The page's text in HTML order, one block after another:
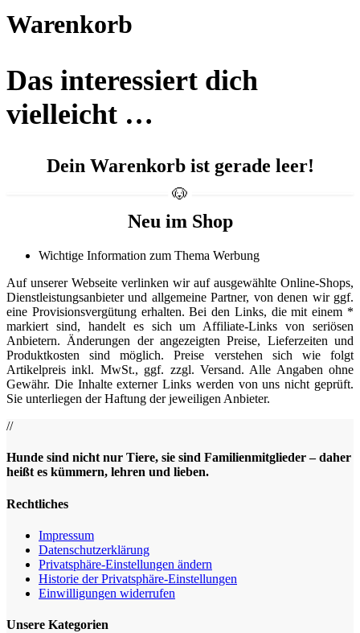
Warenkorb
Das interessiert dich
vielleicht …
Dein Warenkorb ist gerade leer!
Neu im Shop
Wichtige Information zum Thema Werbung
Auf unserer Webseite verlinken wir auf ausgewählte Online-Shops,
Dienstleistungsanbieter und allgemeine Partner, von denen wir ggf.
eine Provisionsvergütung erhalten. Bei den Links, die mit einem *
markiert sind, handelt es sich um Affiliate-Links von seriösen
Anbietern. Änderungen der angezeigten Preise, Lieferzeiten und
Produktkosten sind möglich. Preise verstehen sich wie folgt
Artikelpreis inkl. MwSt., ggf. zzgl. Versand. Alle Angaben ohne
Gewähr. Die Inhalte externer Links werden von uns nicht geprüft.
Sie unterliegen der Haftung der jeweiligen Anbieter.
//
Hunde sind nicht nur Tiere, sie sind Familienmitglieder – daher
heißt es kümmern, lehren und lieben.
Rechtliches
Impressum
Datenschutz­erklärung
Privatsphäre-Einstellungen ändern
Historie der Privatsphäre-Einstellungen
Einwilligungen widerrufen
Unsere Kategorien